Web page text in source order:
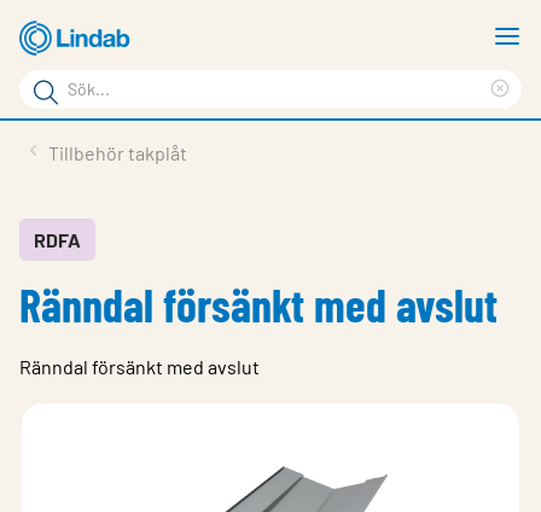
Hoppa
till
huvudinnehållet
Sökord
Sök
på
Service & Support
Hållbarhet
Tillbehör takplåt
RDFA
Ränndal försänkt med avslut
Ränndal försänkt med avslut